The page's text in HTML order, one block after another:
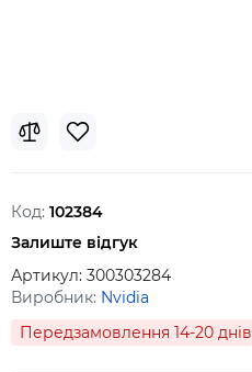
Код: 102384
Залиште відгук
Артикул: 300303284
Виробник: Nvidia
Передзамовлення 14-20 днів